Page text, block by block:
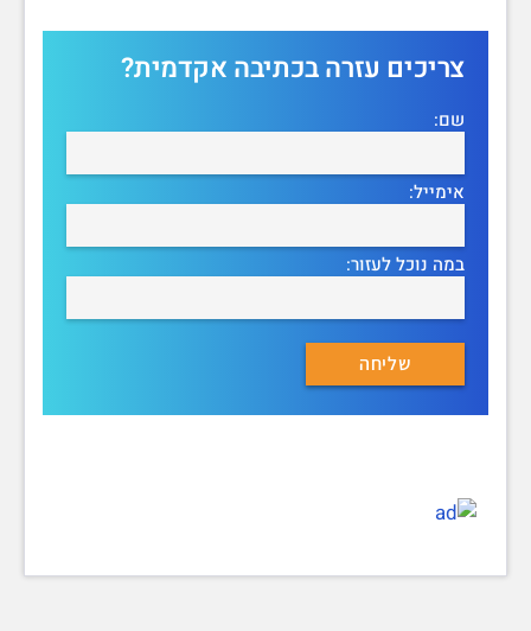
צריכים עזרה בכתיבה אקדמית?
שם:
אימייל:
במה נוכל לעזור: